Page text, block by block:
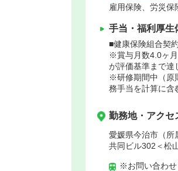
雇用保険、労災
手当・福利厚生
■健康保険組合契
※賞与月数4.0ヶ
が評価基準まで達
※研修期間中（原
務手当を計算に含
勤務地・アクセ
愛媛県今治市（所
共同ビル302＜松
※お問い合わ